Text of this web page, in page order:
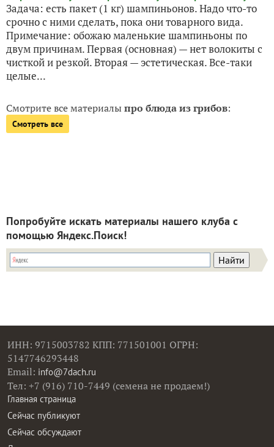
Задача: есть пакет (1 кг) шампиньонов. Надо что-то
срочно с ними сделать, пока они товарного вида.
Примечание: обожаю маленькие шампиньоны по
двум причинам. Первая (основная) — нет волокиты с
чисткой и резкой. Вторая — эстетическая. Все-таки
целые...
Смотрите все материалыпро блюда из грибов:
Смотреть все
Попробуйте искать материалы нашего клуба с
помощью Яндекс.Поиск!
ИНН: 9715003782 КПП: 771501001 ОГРН:
5147746293448
Email: info@7dach.ru
Тел: +7 (916) 710-7449 (семена не продаем!)
Главная страница
Сейчас публикуют
Сейчас обсуждают